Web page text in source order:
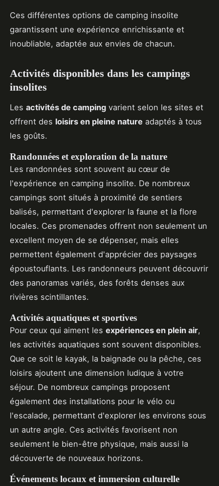
Ces différentes options de camping insolite
garantissent une expérience enrichissante et
inoubliable, adaptée aux envies de chacun.
Activités disponibles dans les campings
insolites
Les activités de camping varient selon les sites et
offrent des loisirs en pleine nature adaptés à tous
les goûts.
Randonnées et exploration de la nature
Les randonnées sont souvent au cœur de
l'expérience en camping insolite. De nombreux
campings sont situés à proximité de sentiers
balisés, permettant d'explorer la faune et la flore
locales. Ces promenades offrent non seulement un
excellent moyen de se dépenser, mais elles
permettent également d'apprécier des paysages
époustouflants. Les randonneurs peuvent découvrir
des panoramas variés, des forêts denses aux
rivières scintillantes.
Activités aquatiques et sportives
Pour ceux qui aiment les expériences en plein air,
les activités aquatiques sont souvent disponibles.
Que ce soit le kayak, la baignade ou la pêche, ces
loisirs ajoutent une dimension ludique à votre
séjour. De nombreux campings proposent
également des installations pour le vélo ou
l'escalade, permettant d'explorer les environs sous
un autre angle. Ces activités favorisent non
seulement le bien-être physique, mais aussi la
découverte de nouveaux horizons.
Événements locaux et immersion culturelle